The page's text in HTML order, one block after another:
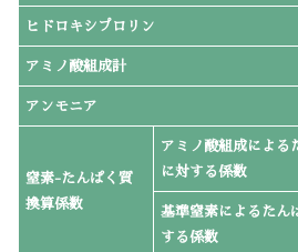
ヒドロキシプロリン
アミノ酸組成計
アンモニア
窒素-たんぱく質
換算係数
アミノ酸組成による
に対する係数
基準窒素によるたん
する係数